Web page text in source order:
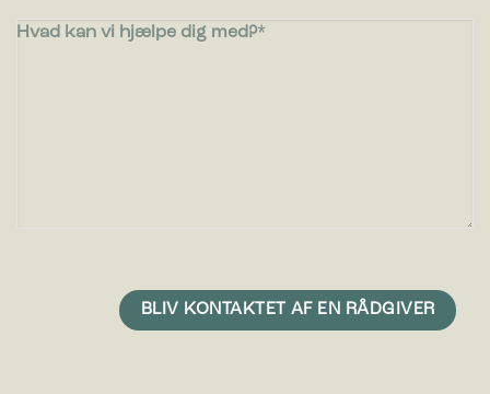
Hvad kan vi hjælpe dig med?